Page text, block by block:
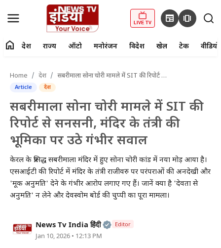
LIVE TV newspaper amp_stories
Home
देश
राज्य
ऑटो
मनोरंजन
खेल
home देश राज्य ऑटो मनोरंजन विदेश खेल टेक वीडियो
Home देश सबरीमाला सोना चोरी मामले में SIT की रिपोर्ट से सनसनी, मंदिर के तंत्री की भूमिका पर उठे गंभीर सवाल
Article देश
सबरीमाला सोना चोरी मामले में SIT की
रिपोर्ट से सनसनी, मंदिर के तंत्री की
भूमिका पर उठे गंभीर सवाल
केरल के प्रसिद्ध सबरीमाला मंदिर में हुए सोना चोरी कांड में नया मोड़ आया है।
एसआईटी की रिपोर्ट में मंदिर के तंत्री राजीवरु पर परंपराओं की अनदेखी और
'मूक अनुमति' देने के गंभीर आरोप लगाए गए हैं। जानें क्या है 'देवता से
अनुमति' न लेने और देवस्वोम बोर्ड की चुप्पी का पूरा मामला।
News Tv India हिंदी Official | Verified Expert • 27
Editor
Jan 10, 2026 • 12:13 PM